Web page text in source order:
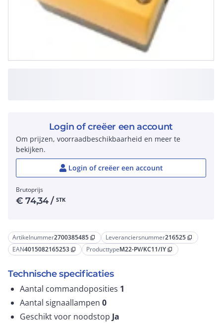
Artikelnummer2700385485 content_copy Leveranciersnummer216525 content_copy
EAN4015082165253 content_copy ProducttypeM22-PV/KC11/IY content_copy
Technische specificaties
Aantal commandoposities 1
Aantal signaallampen 0
Geschikt voor noodstop Ja
Login of creëer een account
Om prijzen, voorraadbeschikbaarheid en meer te
bekijken.
Login of creëer een account
Brutoprijs
€74,34/ STK